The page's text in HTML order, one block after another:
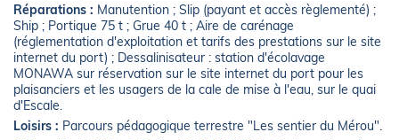
Réparations : Manutention ; Slip (payant et accès règlementé) ;
Ship ; Portique 75 t ; Grue 40 t ; Aire de carénage
(réglementation d'exploitation et tarifs des prestations sur le site
internet du port) ; Dessalinisateur : station d'écolavage
MONAWA sur réservation sur le site internet du port pour les
plaisanciers et les usagers de la cale de mise à l'eau, sur le quai
d'Escale.
Loisirs : Parcours pédagogique terrestre "Les sentier du Mérou".